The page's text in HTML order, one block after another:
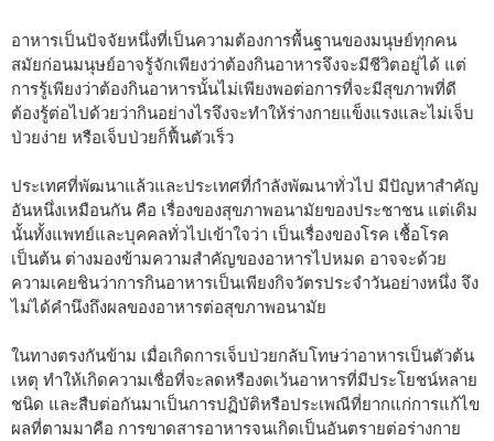
อาหารเป็นปัจจัยหนึ่งที่เป็นความต้องการพื้นฐานของมนุษย์ทุกคน
สมัยก่อนมนุษย์อาจรู้จักเพียงว่าต้องกินอาหารจึงจะมีชีวิตอยู่ได้ แต่
การรู้เพียงว่าต้องกินอาหารนั้นไม่เพียงพอต่อการที่จะมีสุขภาพที่ดี
ต้องรู้ต่อไปด้วยว่ากินอย่างไรจึงจะทำให้ร่างกายแข็งแรงและไม่เจ็บ
ป่วยง่าย หรือเจ็บป่วยก็ฟื้นตัวเร็ว
ประเทศที่พัฒนาแล้วและประเทศที่กำลังพัฒนาทั่วไป มีปัญหาสำคัญ
อันหนึ่งเหมือนกัน คือ เรื่องของสุขภาพอนามัยของประชาชน แต่เดิม
นั้นทั้งแพทย์และบุคคลทั่วไปเข้าใจว่า เป็นเรื่องของโรค เชื้อโรค
เป็นต้น ต่างมองข้ามความสำคัญของอาหารไปหมด อาจจะด้วย
ความเคยชินว่าการกินอาหารเป็นเพียงกิจวัตรประจำวันอย่างหนึ่ง จึง
ไม่ได้คำนึงถึงผลของอาหารต่อสุขภาพอนามัย
ในทางตรงกันข้าม เมื่อเกิดการเจ็บป่วยกลับโทษว่าอาหารเป็นตัวต้น
เหตุ ทำให้เกิดความเชื่อที่จะลดหรืองดเว้นอาหารที่มีประโยชน์หลาย
ชนิด และสืบต่อกันมาเป็นการปฏิบัติหรือประเพณีที่ยากแก่การแก้ไข
ผลที่ตามมาคือ การขาดสารอาหารจนเกิดเป็นอันตรายต่อร่างกาย